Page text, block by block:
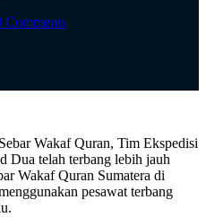
Comments
Wakaf Quran, Tim Ekspedisi
Dua telah terbang lebih jauh
Wakaf Quran Sumatera di
pesawat terbang